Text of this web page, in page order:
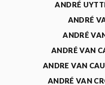
ANDRÉ
ANDRÉ
ANDRÉ
ANDRÉ VAN
ANDRE VAN
ANDRÉ VAN